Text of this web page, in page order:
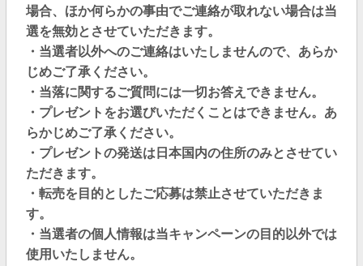
場合、ほか何らかの事由でご連絡が取れない場合は当
選を無効とさせていただきます。
・当選者以外へのご連絡はいたしませんので、あらか
じめご了承ください。
・当落に関するご質問には一切お答えできません。
・プレゼントをお選びいただくことはできません。あ
らかじめご了承ください。
・プレゼントの発送は日本国内の住所のみとさせてい
ただきます。
・転売を目的としたご応募は禁止させていただきま
す。
・当選者の個人情報は当キャンペーンの目的以外では
使用いたしません。